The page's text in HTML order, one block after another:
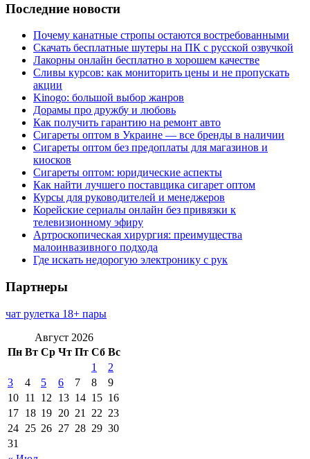
Последние новости
Почему канатные стропы остаются востребованными
Скачать бесплатные шутеры на ПК с русской озвучкой
Лакорны онлайн бесплатно в хорошем качестве
Сливы курсов: как мониторить цены и не пропускать
акции
Kinogo: большой выбор жанров
Дорамы про дружбу и любовь
Как получить гарантию на ремонт авто
Сигареты оптом в Украине — все бренды в наличии
Сигареты оптом без предоплаты для магазинов и
киосков
Сигареты оптом: юридические аспекты
Как найти лучшего поставщика сигарет оптом
Курсы для руководителей и менеджеров
Корейские сериалы онлайн без привязки к
телевизионному эфиру
Артроскопическая хирургия: преимущества
малоинвазивного подхода
Где искать недорогую электронику с рук
Партнеры
чат рулетка 18+ пары
Август 2026
Пн Вт Ср Чт Пт Сб Вс
1
2
3
4 5 6 7 8
9
10 11 12 13 14 15 16
17 18 19 20 21 22 23
24 25 26 27 28 29 30
31